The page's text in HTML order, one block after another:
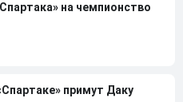
на чемпионство
примут Даку